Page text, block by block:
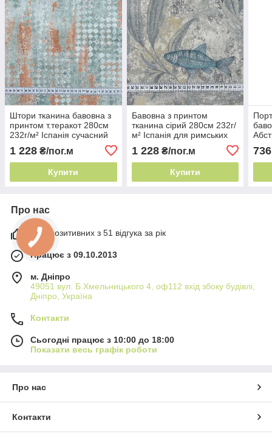
Штори тканина бавовна з
принтом т.теракот 280см
232г/м² Іспанія сучасний
1 228 ₴/пог.м
Купити
Бавовна з принтом
тканина сірий 280см 232г/
м² Іспанія для римських
1 228₴/пог.м
Купити
736
Про нас
98% позитивних з 51 відгука за рік
Працює з 09.10.2013
м. Дніпро
49051 вул. Б.Хмельницького 4, оф112 вхід збоку будівлі,
Дніпро, Україна
Контакти
Сьогодні працює з 10:00 до 18:00
Показати весь графік роботи
Про нас
Контакти